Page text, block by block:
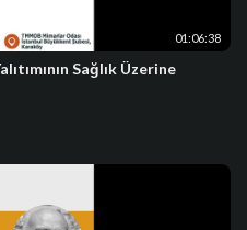
01:06:38
Sağlık Üzerine